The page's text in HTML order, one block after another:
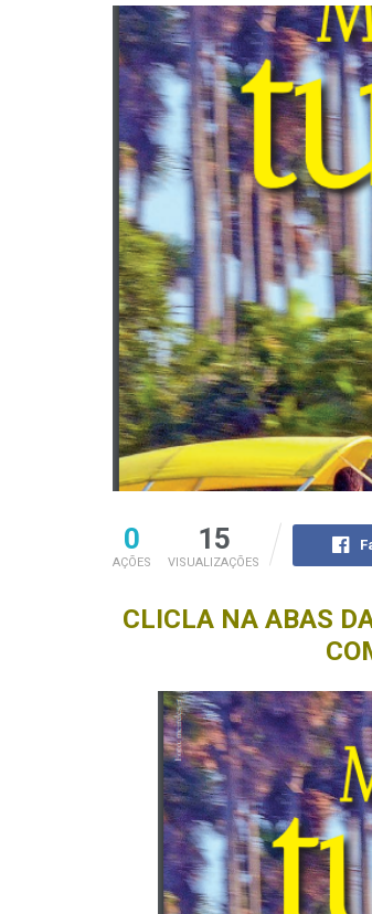
0
AÇÕES
15
VISUALIZAÇÕES
CLICLA NA ABAS